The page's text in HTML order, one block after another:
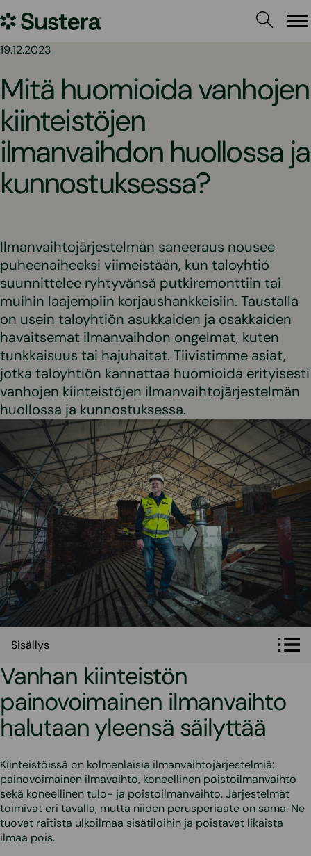
sisältöön
Sustera
19.12.2023
Mitä huomioida vanhojen
kiinteistöjen
ilmanvaihdon huollossa ja
kunnostuksessa?
Ilmanvaihtojärjestelmän saneeraus nousee
puheenaiheeksi viimeistään, kun taloyhtiö
suunnittelee ryhtyvänsä putkiremonttiin tai
muihin laajempiin korjaushankkeisiin. Taustalla
on usein taloyhtiön asukkaiden ja osakkaiden
havaitsemat ilmanvaihdon ongelmat, kuten
tunkkaisuus tai hajuhaitat. Tiivistimme asiat,
jotka taloyhtiön kannattaa huomioida erityisesti
vanhojen kiinteistöjen ilmanvaihtojärjestelmän
huollossa ja kunnostuksessa.
Sisällys
Vanhan kiinteistön
painovoimainen ilmanvaihto
halutaan yleensä säilyttää
Kiinteistöissä on kolmenlaisia ilmanvaihtojärjestelmiä:
painovoimainen ilmavaihto, koneellinen poistoilmanvaihto
sekä koneellinen tulo- ja poistoilmanvaihto. Järjestelmät
toimivat eri tavalla, mutta niiden perusperiaate on sama. Ne
tuovat raitista ulkoilmaa sisätiloihin ja poistavat likaista
ilmaa pois.